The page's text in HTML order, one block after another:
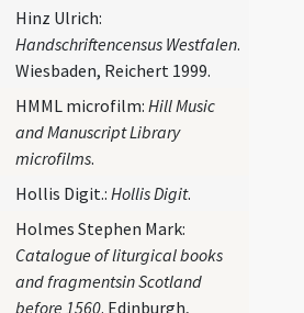
Hinz Ulrich:
Handschriftencensus Westfalen.
Wiesbaden, Reichert 1999.
HMML microfilm:Hill Music
and Manuscript Library
microfilms.
Hollis Digit.:Hollis Digit.
Holmes Stephen Mark:
Catalogue of liturgical books
and fragmentsin Scotland
before 1560. Edinburgh,